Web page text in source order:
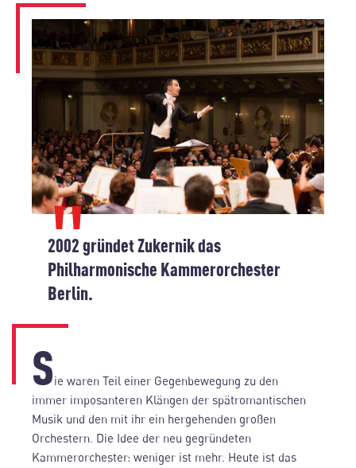
2002 gründet Zukernik das
Philharmonische Kammerorchester
Berlin.
Sie waren Teil einer Gegenbewegung zu den
immer imposanteren Klängen der spätromantischen
Musik und den mit ihr ein hergehenden großen
Orchestern. Die Idee der neu gegründeten
Kammerorchester: weniger ist mehr. Heute ist das